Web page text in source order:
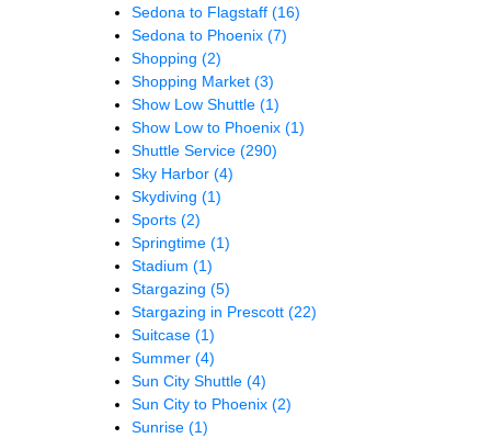
Sedona to Flagstaff (16)
Sedona to Phoenix (7)
Shopping (2)
Shopping Market (3)
Show Low Shuttle (1)
Show Low to Phoenix (1)
Shuttle Service (290)
Sky Harbor (4)
Skydiving (1)
Sports (2)
Springtime (1)
Stadium (1)
Stargazing (5)
Stargazing in Prescott (22)
Suitcase (1)
Summer (4)
Sun City Shuttle (4)
Sun City to Phoenix (2)
Sunrise (1)